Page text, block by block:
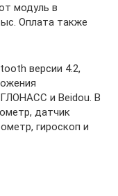
модуль в
Оплата также
версии 4.2,
и Beidou. В
датчик
гироскоп и